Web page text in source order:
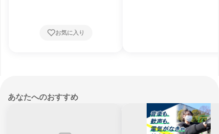
お気に入り
あなたへのおすすめ